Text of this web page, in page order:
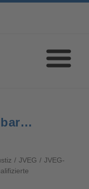
/ JVEG / JVEG-